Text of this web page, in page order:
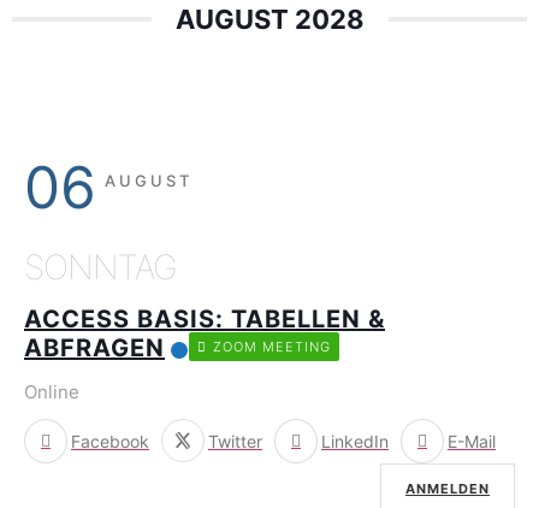
AUGUST 2028
06 AUGUST
SONNTAG
ACCESS BASIS: TABELLEN &
ABFRAGEN
ZOOM MEETING
Online
Facebook Twitter LinkedIn E-Mail
ANMELDEN